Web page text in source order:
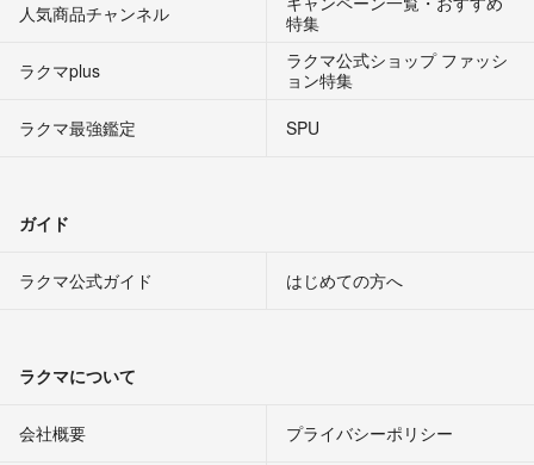
人気商品チャンネル
特集
ラクマplus
ラクマ公式ショップ ファッシ
ョン特集
ラクマ最強鑑定
SPU
ガイド
ラクマ公式ガイド はじめての方へ
ラクマについて
会社概要 プライバシーポリシー